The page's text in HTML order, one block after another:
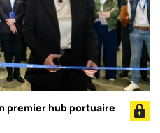
premier hub portuaire